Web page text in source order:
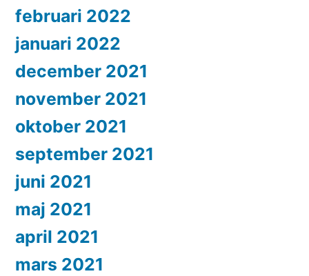
februari 2022
januari 2022
december 2021
november 2021
oktober 2021
september 2021
juni 2021
maj 2021
april 2021
mars 2021